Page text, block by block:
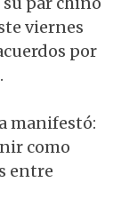
viernes
por
manifestó:
como
entre